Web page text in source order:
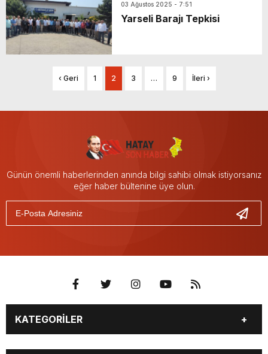
03 Ağustos 2025 - 7:51
Yarseli Barajı Tepkisi
‹ Geri 1 2 3 … 9 İleri ›
Günün önemli haberlerinden anında bilgi sahibi olmak istiyorsanız
eğer haber bültenine üye olun.
KATEGORİLER
GÜNDEM DÜNYA